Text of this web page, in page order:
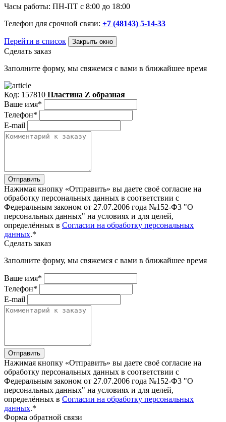
Часы работы: ПН-ПТ с 8:00 до 18:00
Телефон для срочной связи: +7 (48143) 5-14-33
Перейти в список Закрыть окно
Сделать заказ
Заполните форму, мы свяжемся с вами в ближайшее время
Код: 157810 Пластина Z образная
Ваше имя*
Телефон*
E-mail
Отправить
Нажимая кнопку «Отправить» вы даете своё согласие на
обработку персональных данных в соответствии с
Федеральным законом от 27.07.2006 года №152-Ф3 "О
персональных данных" на условиях и для целей,
определённых в Согласии на обработку персональных
данных.*
Сделать заказ
Заполните форму, мы свяжемся с вами в ближайшее время
Ваше имя*
Телефон*
E-mail
Отправить
Нажимая кнопку «Отправить» вы даете своё согласие на
обработку персональных данных в соответствии с
Федеральным законом от 27.07.2006 года №152-Ф3 "О
персональных данных" на условиях и для целей,
определённых в Согласии на обработку персональных
данных.*
Форма обратной связи